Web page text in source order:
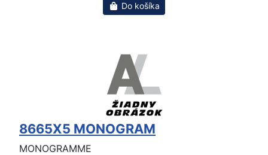
Do košíka
8665X5 MONOGRAM
MONOGRAMME